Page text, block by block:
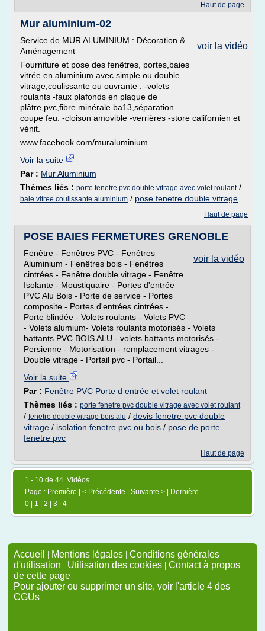
Haut de page
Mur aluminium-02
voir la vidéo
Service de MUR ALUMINIUM : Décoration &
Aménagement
Fourniture et pose des fenêtres, portes,baies
vitrée en aluminium avec simple ou double
vitrage,coulissante ou ouvrante . -volets
roulants -faux plafonds en plaque de
plâtre,pvc,fibre minérale.ba13,séparation
coupe feu. -cloison amovible -verrières -store californien et
vénit.
www.facebook.com/muraluminium
Voir la suite
Par : Mur Aluminium
Thèmes liés : porte fenetre pvc double vitrage avec volet roulant/
baie vitree coulissante aluminium / pose fenetre double vitrage
Haut de page
POSE BAIES FERMETURES GRENOBLE
voir la vidéo
Fenêtre - Fenêtres PVC - Fenêtres
Aluminium - Fenêtres bois - Fenêtres
cintrées - Fenêtre double vitrage - Fenêtre
Isolante - Moustiquaire - Portes d'entrée
PVC Alu Bois - Porte de service - Portes
composite - Portes d'entrées cintrées -
Porte blindée - Volets roulants - Volets PVC
- Volets alumium- Volets roulants motorisés - Volets
battants PVC BOIS ALU - volets battants motorisés -
Persienne - Motorisation - remplacement vitrages -
Double vitrage - Portail pvc - Portail...
Voir la suite
Par : Fenêtre PVC Porte d entrée et volet roulant
Thèmes liés : porte fenetre pvc double vitrage avec volet roulant
/ fenetre double vitrage bois alu / devis fenetre pvc double
vitrage / isolation fenetre pvc ou bois / pose de porte
fenetre pvc
Haut de page
1 - 10 de 44 Vidéos
Page : Première | < Précédente | Suivante > |
Dernière
0
1 2 3 4
Accueil | Mentions légales | Conditions générales
d'utilisation | Utilisation des cookies | Contact à propos
de cette page
Pour ajouter ou supprimer un site, voir l'article 4 des
CGUs